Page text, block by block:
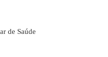
de Saúde